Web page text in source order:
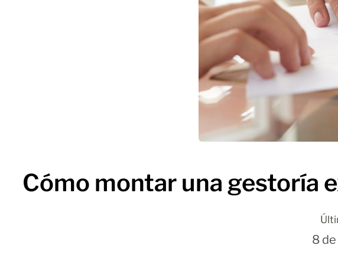
Cómo montar una gestoría
8